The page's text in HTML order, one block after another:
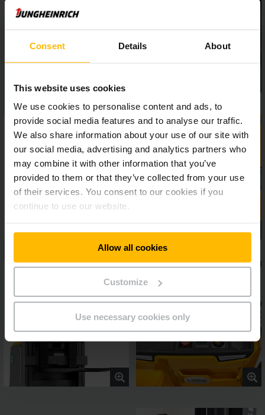
Consent Details About
This website uses cookies
We use cookies to personalise content and ads, to
provide social media features and to analyse our traffic.
We also share information about your use of our site with
our social media, advertising and analytics partners who
may combine it with other information that you’ve
provided to them or that they’ve collected from your use
of their services. You consent to our cookies if you
continue to use our website.
Allow all cookies
Customize
Use necessary cookies only
bezpečné práci.